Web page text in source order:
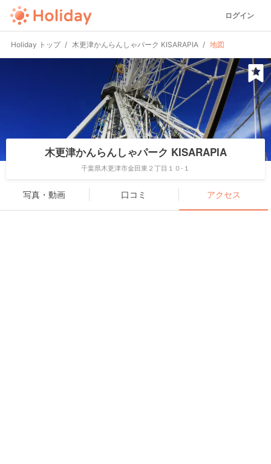
ログイン
Holiday トップ 木更津かんらんしゃパーク KISARAPIA 地図
木更津かんらんしゃパーク KISARAPIA
千葉県木更津市金田東２丁目１０-１
写真・動画 口コミ アクセス